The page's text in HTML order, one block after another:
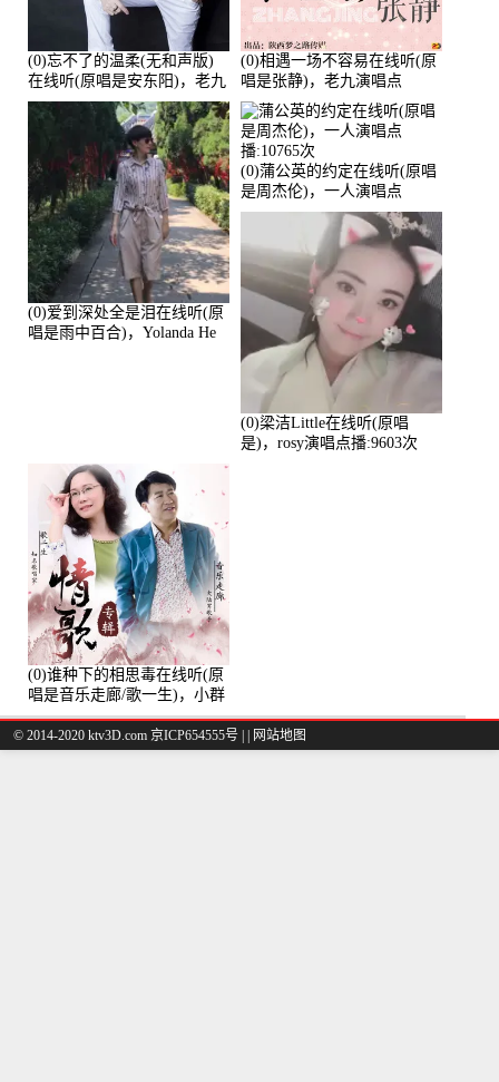
(0)忘不了的温柔(无和声版)
在线听(原唱是安东阳)，老九
演唱点播:17392次
(0)相遇一场不容易在线听(原
唱是张静)，老九演唱点
播:11453次
(0)爱到深处全是泪在线听(原
唱是雨中百合)，Yolanda He
(0)蒲公英的约定在线听(原唱
是周杰伦)，一人演唱点
播:10765次
(0)梁洁Little在线听(原唱
是)，rosy演唱点播:9603次
(0)谁种下的相思毒在线听(原
唱是音乐走廊/歌一生)，小群
演唱点播:8975次
© 2014-2020 ktv3D.com 京ICP654555号 | 网站地图